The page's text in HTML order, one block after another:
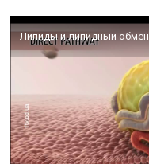
Липиды и липидный обмен